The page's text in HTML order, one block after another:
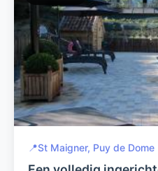
📍St Maigner, Puy de Dome